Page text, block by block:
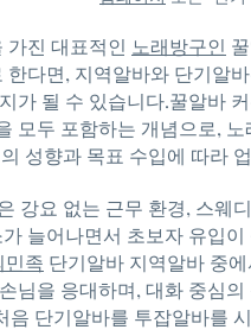
가진 대표적인 노래방구인
한다면, 지역알바와 단기알
가 될 수 있습니다.꿀알바
모두 포함하는 개념으로,
성향과 목표 수입에 따라
강요 없는 근무 환경, 스웨
늘어나면서 초보자 유입
민족 단기알바 지역알바 중
님을 응대하며, 대화 중심
음 단기알바를 투잡알바를